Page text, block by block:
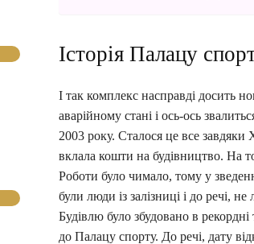
Історія Палацу
І так комплекс насправді досить
аварійному стані і ось-ось
2003 року. Сталося це все завдяки
вклала кошти на будівництво. На
Роботи було чимало, тому у
були люди із залізниці і до речі,
Будівлю було збудовано в
до Палацу спорту. До речі, дату